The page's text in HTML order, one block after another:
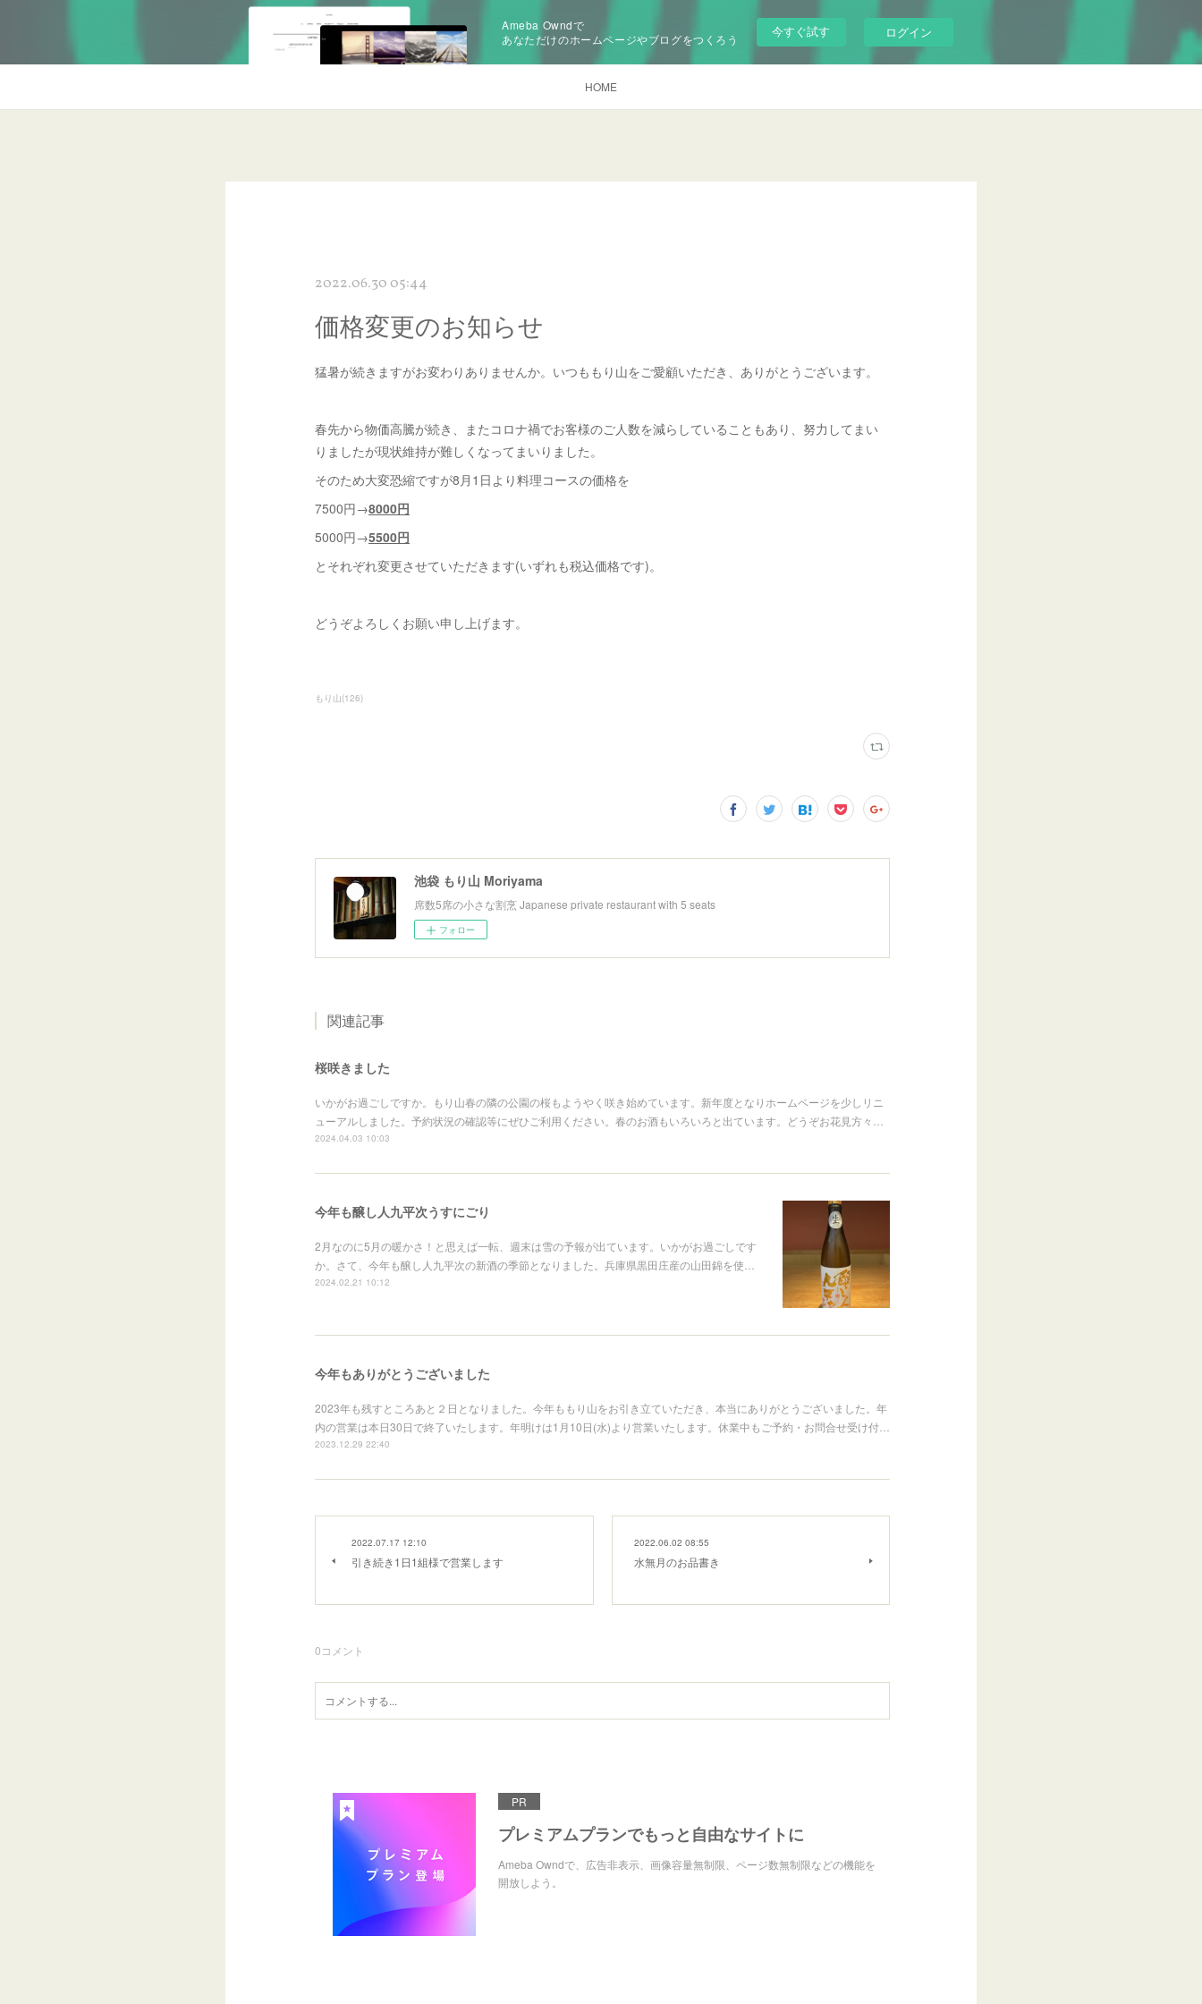
Ameba Owndで
あなただけのホームページやブログをつくろう
今すぐ試す ログイン
HOME
2022.06.30 05:44
価格変更のお知らせ
猛暑が続きますがお変わりありませんか。いつももり山をご愛顧いただき、ありがとうございます。
春先から物価高騰が続き、またコロナ禍でお客様のご人数を減らしていることもあり、努力してまい
りましたが現状維持が難しくなってまいりました。
そのため大変恐縮ですが8月1日より料理コースの価格を
7500円→8000円
5000円→5500円
とそれぞれ変更させていただきます(いずれも税込価格です)。
どうぞよろしくお願い申し上げます。
もり山(126)
池袋 もり山 Moriyama
席数5席の小さな割烹 Japanese private restaurant with 5 seats
フォロー
関連記事
桜咲きました
いかがお過ごしですか。もり山春の隣の公園の桜もようやく咲き始めています。新年度となりホームページを少しリニ
ューアルしました。予約状況の確認等にぜひご利用ください。春のお酒もいろいろと出ています。どうぞお花見方々…
2024.04.03 10:03
今年も醸し人九平次うすにごり
2月なのに5月の暖かさ！と思えば一転、週末は雪の予報が出ています。いかがお過ごしです
か。さて、今年も醸し人九平次の新酒の季節となりました。兵庫県黒田庄産の山田錦を使…
2024.02.21 10:12
今年もありがとうございました
2023年も残すところあと２日となりました。今年ももり山をお引き立ていただき、本当にありがとうございました。年
内の営業は本日30日で終了いたします。年明けは1月10日(水)より営業いたします。休業中もご予約・お問合せ受け付…
2023.12.29 22:40
2022.07.17 12:10
引き続き1日1組様で営業します
2022.06.02 08:55
水無月のお品書き
0コメント
PR
プレミアムプランでもっと自由なサイトに
Ameba Owndで、広告非表示、画像容量無制限、ページ数無制限などの機能を
開放しよう。